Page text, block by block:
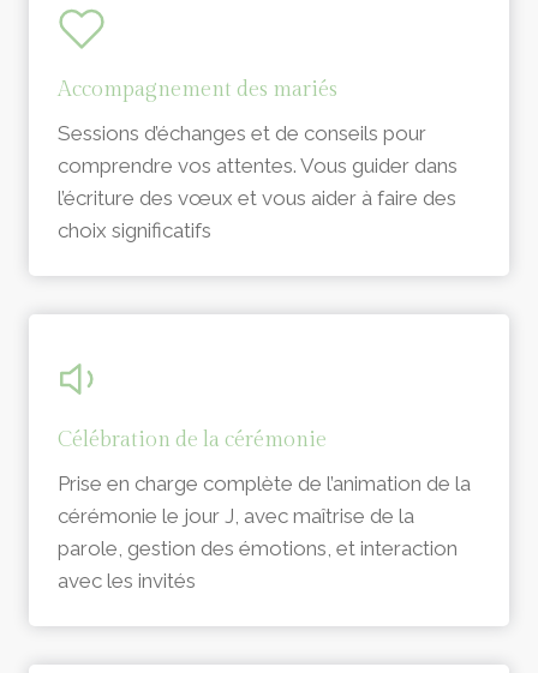
Accompagnement des mariés
Sessions d’échanges et de conseils pour
comprendre vos attentes. Vous guider dans
l’écriture des vœux et vous aider à faire des
choix significatifs
Célébration de la cérémonie
Prise en charge complète de l’animation de la
cérémonie le jour J, avec maîtrise de la
parole, gestion des émotions, et interaction
avec les invités